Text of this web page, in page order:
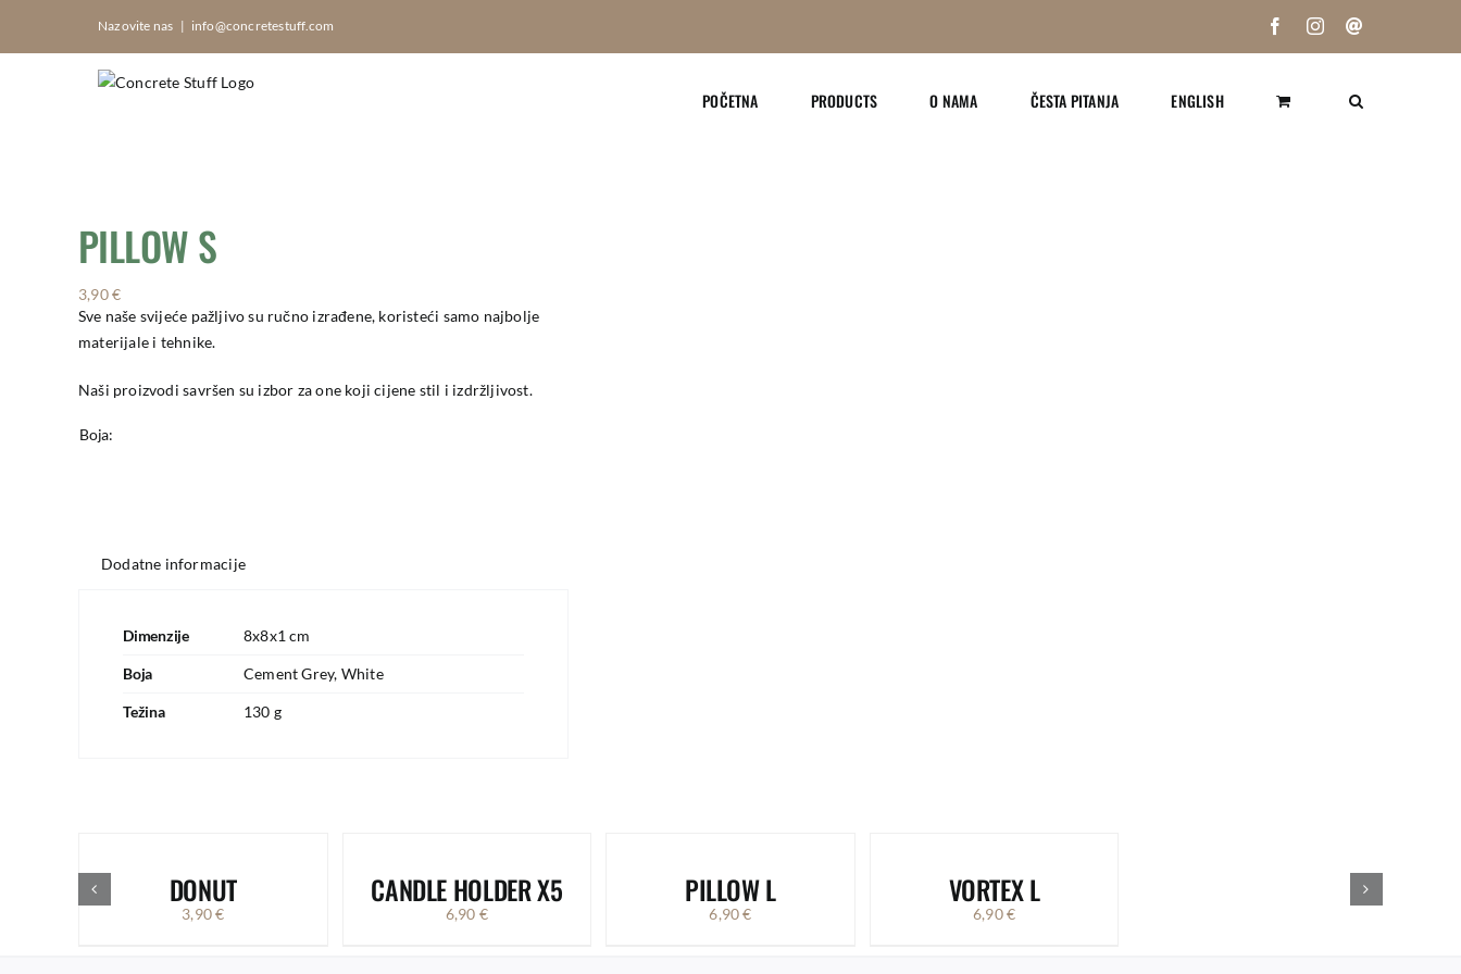
Nazovite nas | info@concretestuff.com FacebookInstagram
POČETNA PRODUCTS O NAMA ČESTA PITANJA ENGLISH
PILLOW S
3,90€
Sve naše svijeće pažljivo su ručno izrađene, koristeći samo najbolje
materijale i tehnike.
Naši proizvodi savršen su izbor za one koji cijene stil i izdržljivost.
Boja
Dodatne informacije
Dimenzije 8x8x1 cm
Boja Cement Grey, White
Težina 130 g
DONUT
3,90€
CANDLE HOLDER X5
6,90 €
PILLOW L
6,90€
VORTEX L
6,90€